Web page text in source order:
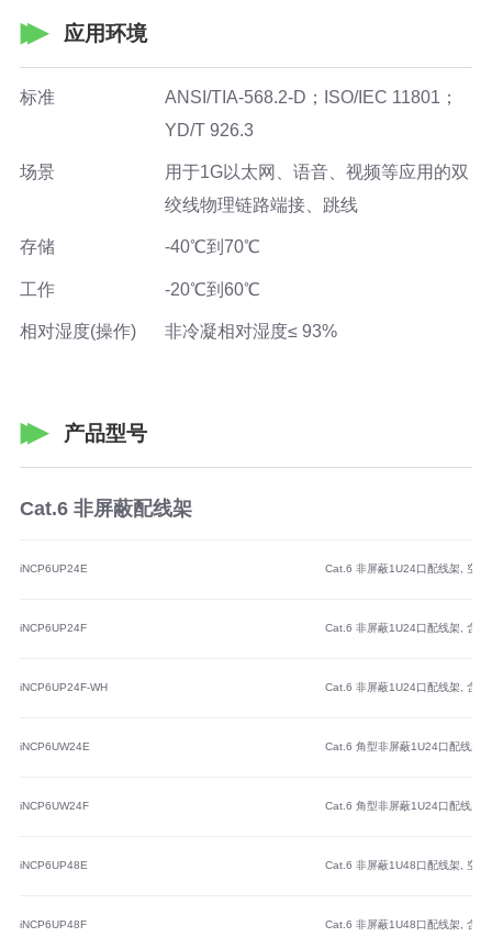
应用环境
标准
ANSI/TIA-568.2-D；ISO/IEC 11801；
YD/T 926.3
场景
用于1G以太网、语音、视频等应用的双
绞线物理链路端接、跳线
存储 -40℃到70℃
工作 -20℃到60℃
相对湿度(操作) 非冷凝相对湿度≤ 93%
产品型号
Cat.6 非屏蔽配线架
iNCP6UP24E Cat.6 非屏蔽1U24口配线架, 空架
iNCP6UP24F Cat.6 非屏蔽1U24口配线架, 含
iNCP6UP24F-WH Cat.6 非屏蔽1U24口配线架, 含
iNCP6UW24E Cat.6 角型非屏蔽1U24口配线架,
iNCP6UW24F Cat.6 角型非屏蔽1U24口配线架,
iNCP6UP48E Cat.6 非屏蔽1U48口配线架, 空架
iNCP6UP48F Cat.6 非屏蔽1U48口配线架, 含